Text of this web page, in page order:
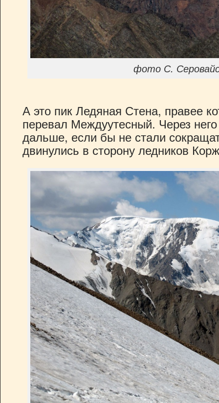
фото С.
А это пик Ледяная Стена, правее
перевал Междуутесный. Через
дальше, если бы не стали
двинулись в сторону ледников